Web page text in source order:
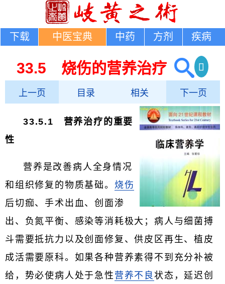
下载 中医宝典 中药 方剂 疾病
33.5 烧伤的营养治疗
上一页 目录 相关 下一页
33.5.1 营养治疗的重要
性
营养是改善病人全身情况
和组织修复的物质基础。 烧伤
后切痂、手术出血、创面渗
出、负氮平衡、感染等消耗极大；病人与细菌搏
斗需要抵抗力以及创面修复、供皮区再生、植皮
成活需要原科。如果各种营养素得不到充分补被
给，势必使病人处于急性 营养不良状态，延迟创